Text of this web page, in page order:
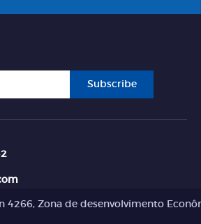
Subscribe
4266, Zona de desenvolvimento